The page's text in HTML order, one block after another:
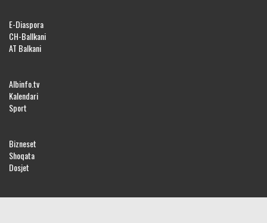
E-Diaspora
CH-Ballkani
AT Balkani
Albinfo.tv
Kalendari
Sport
Bizneset
Shoqata
Dosjet